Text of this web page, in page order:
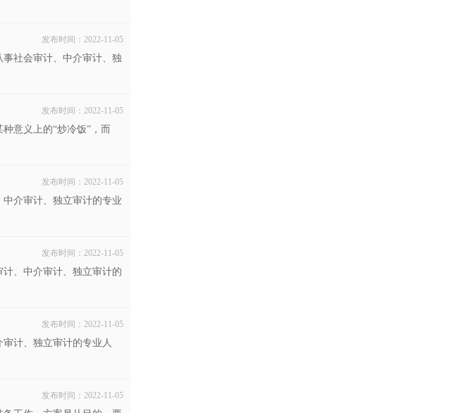
发布时间：2022-11-05
社会审计、中介审计、独
发布时间：2022-11-05
意义上的“炒冷饭”，而
发布时间：2022-11-05
介审计、独立审计的专业
发布时间：2022-11-05
、中介审计、独立审计的
发布时间：2022-11-05
计、独立审计的专业人
发布时间：2022-11-05